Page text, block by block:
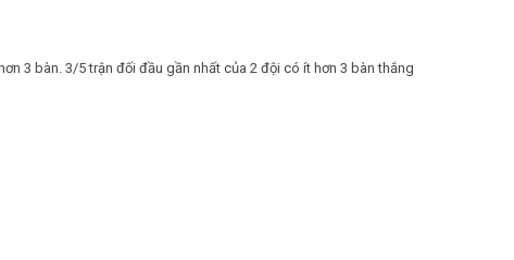
3 bàn. 3/5 trận đối đầu gần nhất của 2 đội có ít hơn 3 bàn thắng